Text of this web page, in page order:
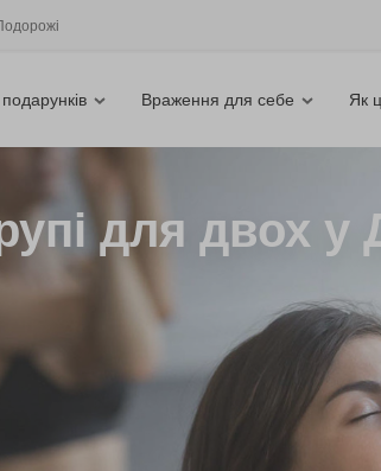
Враження для себе Як
для двох у